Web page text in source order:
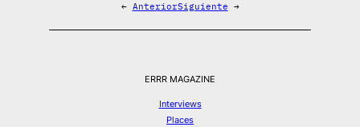
← AnteriorSiguiente →
ERRR MAGAZINE
Interviews
Places